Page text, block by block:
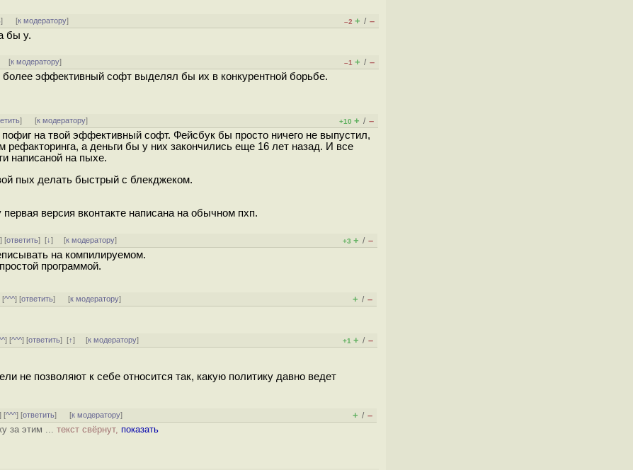
] [к модератору] –2 + / –
бы у.
[к модератору] –1 + / –
более эффективный софт выделял бы их в конкурентной борьбе.
] [к модератору] +10 + / –
на твой эффективный софт. Фейсбук бы просто ничего не выпустил,
рефакторинга, а деньги бы у них закончились еще 16 лет назад. И все
написаной на пыхе.
пых делать быстрый с блекджеком.
версия вконтакте написана на обычном пхп.
] [ответить][↓] [к модератору] +3 + / –
на компилируемом.
программой.
[^^^] [ответить] [к модератору] + / –
] [^^^] [ответить][↑] [к модератору] +1 + / –
не позволяют к себе относится так, какую политику давно ведет
] [^^^] [ответить] [к модератору] + / –
за этим ... текст свёрнут, показать